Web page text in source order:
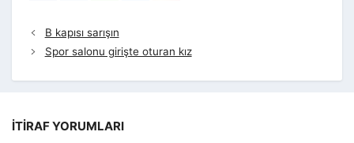
B kapısı sarışın
Spor salonu girişte oturan kız
İTIRAF YORUMLARI